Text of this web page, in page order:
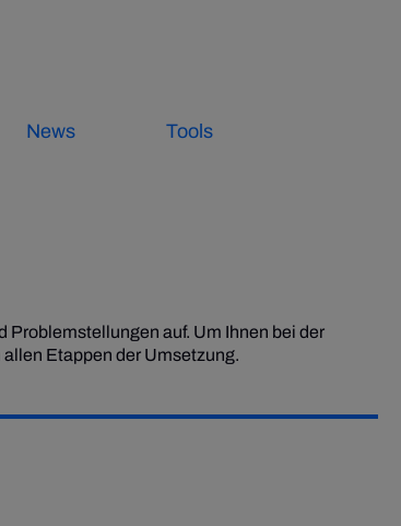
News Tools
auf. Um Ihnen bei der
Etappen der Umsetzung.